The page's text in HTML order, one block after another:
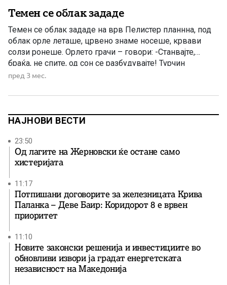
Темен се облак зададе
Темен се облак зададе на врв Пелистер планнна, под
облак орле леташе, црвено знаме носеше, крвави
солзи ронеше. Орлето грачи – говори: -Станвајте,
браќа, не спите, од сон се разбудувајте! Турчин
реформи не дава, купува пушки мамѕери сос долги
биеме за славна Македонија! На врв […]
пред 3 мес.
НАЈНОВИ ВЕСТИ
23:50
Од лагите на Жерновски ќе остане само
хистеријата
11:17
Потпишани договорите за железницата Крива
Паланка – Деве Баир: Коридорот 8 е врвен
приоритет
11:10
Новите законски решенија и инвестициите во
обновливи извори ја градат енергетската
независност на Македонија